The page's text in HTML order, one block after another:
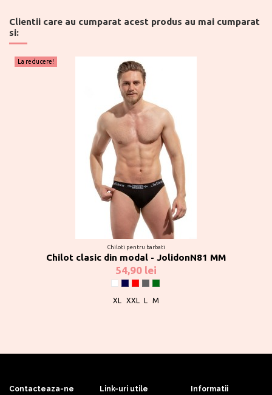
Clientii care au cumparat acest produs au mai cumparat
si:
La reducere!
Chiloti pentru barbati
Chilot clasic din modal - JolidonN81 MM
54,90 lei
AlbBleumarin
RosuGriVerde
XL
XXL L M
Contacteaza-ne Link-uri utile Informatii